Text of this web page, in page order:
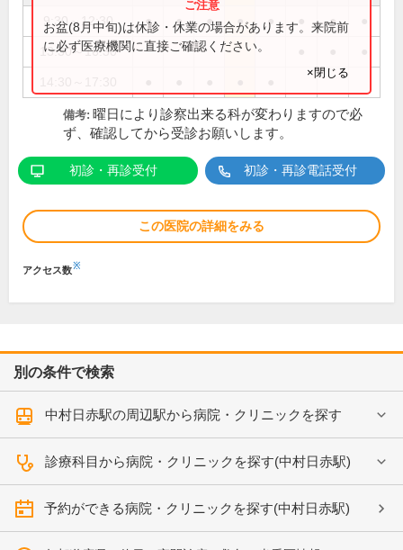
9:30～12:30 ● ● ● ● ● ●
13:30～16:30
お盆(8月中旬)は休診・休業の場合があります。来院前
に必ず医療機関に直接ご確認ください。
×閉じる
備考: 曜日により診察出来る科が変わりますので必
ず、確認してから受診お願いします。
初診・再診受付 初診・再診電話受付
この医院の詳細をみる
アクセス数※
別の条件で検索
中村日赤駅の周辺駅から病院・クリニックを探す
診療科目から病院・クリニックを探す(中村日赤駅)
予約ができる病院・クリニックを探す(中村日赤駅)